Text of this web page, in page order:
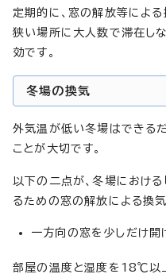
定期的に、窓の解放等による
狭い場所に大人数で滞在し
効です。
冬場の換気
外気温が低い冬場はできる
ことが大切です。
以下の二点が、冬場におけ
るための窓の解放による換気
一方向の窓を少しだけ開
部屋の温度と湿度を18℃以